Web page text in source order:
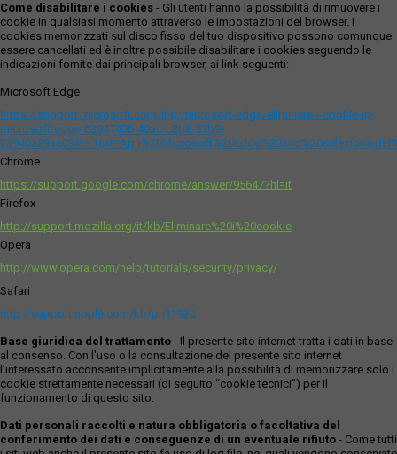
Come disabilitare i cookies - Gli utenti hanno la possibilità di rimuovere i
cookie in qualsiasi momento attraverso le impostazioni del browser. I
cookies memorizzati sul disco fisso del tuo dispositivo possono comunque
essere cancellati ed è inoltre possibile disabilitare i cookies seguendo le
indicazioni fornite dai principali browser, ai link seguenti:
Microsoft Edge
https://support.microsoft.com/it-it/microsoft-edge/eliminare-i-cookie-in-
microsoft-edge-63947406-40ac-c3b8-57b9-
Chrome
https://support.google.com/chrome/answer/95647?hl=it
Firefox
http://support.mozilla.org/it/kb/Eliminare%20i%20cookie
Opera
http://www.opera.com/help/tutorials/security/privacy/
Safari
http://support.apple.com/kb/ph11920
Base giuridica del trattamento - Il presente sito internet tratta i dati in base
al consenso. Con l'uso o la consultazione del presente sito internet
l’interessato acconsente implicitamente alla possibilità di memorizzare solo i
cookie strettamente necessari (di seguito “cookie tecnici”) per il
funzionamento di questo sito.
Dati personali raccolti e natura obbligatoria o facoltativa del
conferimento dei dati e conseguenze di un eventuale rifiuto - Come tutti